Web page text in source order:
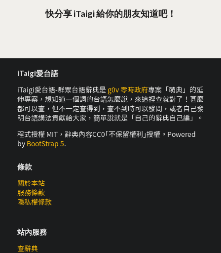
快分享 iTaigi 給你的朋友知道吧！
iTaigi愛台語
iTaigi愛台語-群眾台語辭典是 g0v 零時政府專案「萌典」的延
伸專案，想知道一個詞的台語怎麼說，來這裡查就對了！甚麼
都可以查，但不一定查得到，查不到時可以發問，或者自己發
明台語講法貢獻給大家，簡單說就是「自己的辭典自己編」。
程式授權 MIT，辭典內容CC0｢不保留權利｣授權。Powered
by BootStrap 5.
條款
關於本站
服務條款
隱私權條款
站內服務
查辭典